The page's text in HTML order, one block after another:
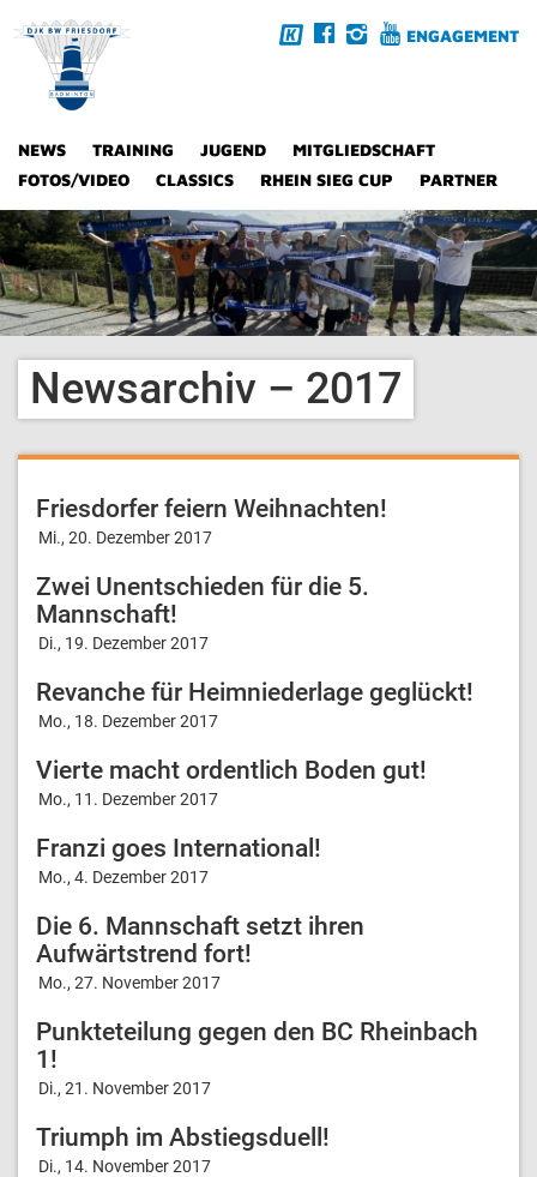
ENGAGEMENT
NEWS TRAINING JUGEND
MITGLIEDSCHAFT
FOTOS/VIDEO
CLASSICS RHEIN SIEG CUP PARTNER
Newsarchiv – 2017
Friesdorfer feiern Weihnachten!
Mi., 20. Dezember 2017
Zwei Unentschieden für die 5.
Mannschaft!
Di., 19. Dezember 2017
Revanche für Heimniederlage geglückt!
Mo., 18. Dezember 2017
Vierte macht ordentlich Boden gut!
Mo., 11. Dezember 2017
Franzi goes International!
Mo., 4. Dezember 2017
Die 6. Mannschaft setzt ihren
Aufwärtstrend fort!
Mo., 27. November 2017
Punkteteilung gegen den BC Rheinbach
1!
Di., 21. November 2017
Triumph im Abstiegsduell!
Di., 14. November 2017